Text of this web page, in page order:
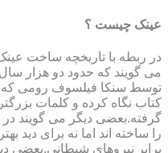
عینک چیست ؟
در ربطه با تاریخچه ساخت
می گویند که حدود دو هزار
توسط سنکا فیلسوف رومی که
کتاب نگاه کرده و کلمات
گرفته.بعضی دیگر می گویند
را ساخته اند اما نه برای دید
برابر نیروهای شیطانی.بعضی